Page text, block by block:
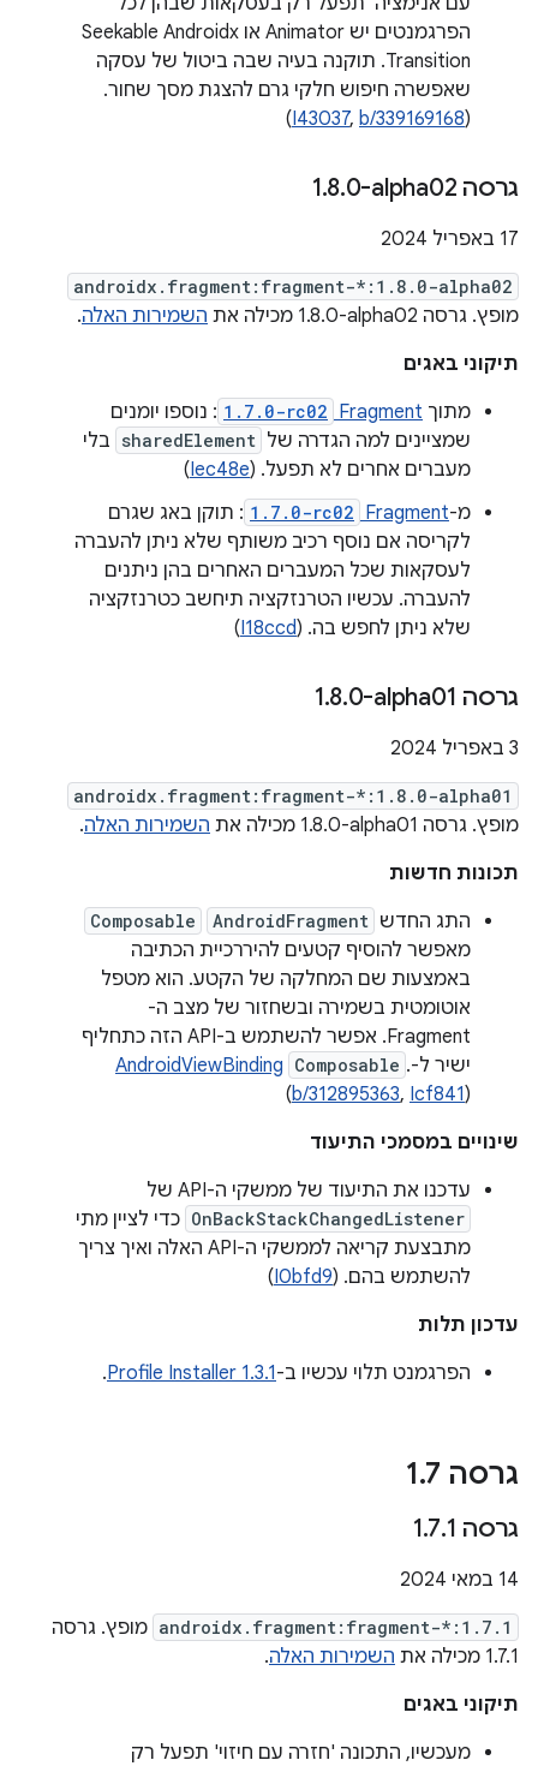
הפרגמנטים יש Animator או Seekable Androidx
Transition. תוקנה בעיה שבה ביטול של עסקה
שאפשרה חיפוש חלקי גרם להצגת מסך שחור.
(
I43037, b/339169168
)
גרסה ‎1 .8.0-alpha02
‫17 באפריל 2024
androidx.fragment:fragment-*:1.8.0-alpha02
מופץ. גרסה ‎1.8.0-alpha02 מכילה את השמירות האלה.
תיקוני באגים
מתוך Fragment
1.7.0-rc02 : נוספו יומנים
שמציינים למה הגדרה של sharedElement בלי
מעברים אחרים לא תפעל. (Iec48e
)
מ-Fragment
1.7.0-rc02 : תוקן באג שגרם
לקריסה אם נוסף רכיב משותף שלא ניתן להעברה
לעסקאות שכל המעברים האחרים בהן ניתנים
להעברה. עכשיו הטרנזקציה תיחשב כטרנזקציה
שלא ניתן לחפש בה. (I18ccd
)
גרסה ‎1 .8.0-alpha01
‫3 באפריל 2024
androidx.fragment:fragment-*:1.8.0-alpha01
מופץ. גרסה ‎1.8.0-alpha01 מכילה את השמירות האלה.
תכונות חדשות
התג החדש AndroidFragment
Composable
מאפשר להוסיף קטעים להיררכיית הכתיבה
באמצעות שם המחלקה של הקטע. הוא מטפל
אוטומטית בשמירה ובשחזור של מצב ה-
Fragment. אפשר להשתמש ב-API הזה כתחליף
ישיר ל-
AndroidViewBinding Composable .
(b/312895363, Icf841)
שינויים במסמכי התיעוד
עדכנו את התיעוד של ממשקי ה-API של
OnBackStackChangedListener כדי לציין מתי
מתבצעת קריאה לממשקי ה-API האלה ואיך צריך
להשתמש בהם. (I0bfd9
)
עדכון תלות
הפרגמנט תלוי עכשיו ב-Profile Installer 1.3.1
.
גרסה 1 .7
גרסה 1 .7.1
‫14 במאי 2024
androidx.fragment:fragment-*:1.7.1 מופץ. גרסה
1.7.1 מכילה את
השמירות האלה.
תיקוני באגים
מעכשיו, התכונה 'חזרה עם חיזוי' תפעל רק